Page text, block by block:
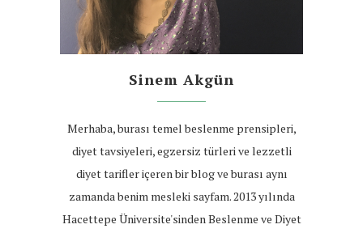
Sinem Akgün
Merhaba, burası temel beslenme prensipleri,
diyet tavsiyeleri, egzersiz türleri ve lezzetli
diyet tarifler içeren bir blog ve burası aynı
zamanda benim mesleki sayfam. 2013 yılında
Hacettepe Üniversite'sinden Beslenme ve Diyet